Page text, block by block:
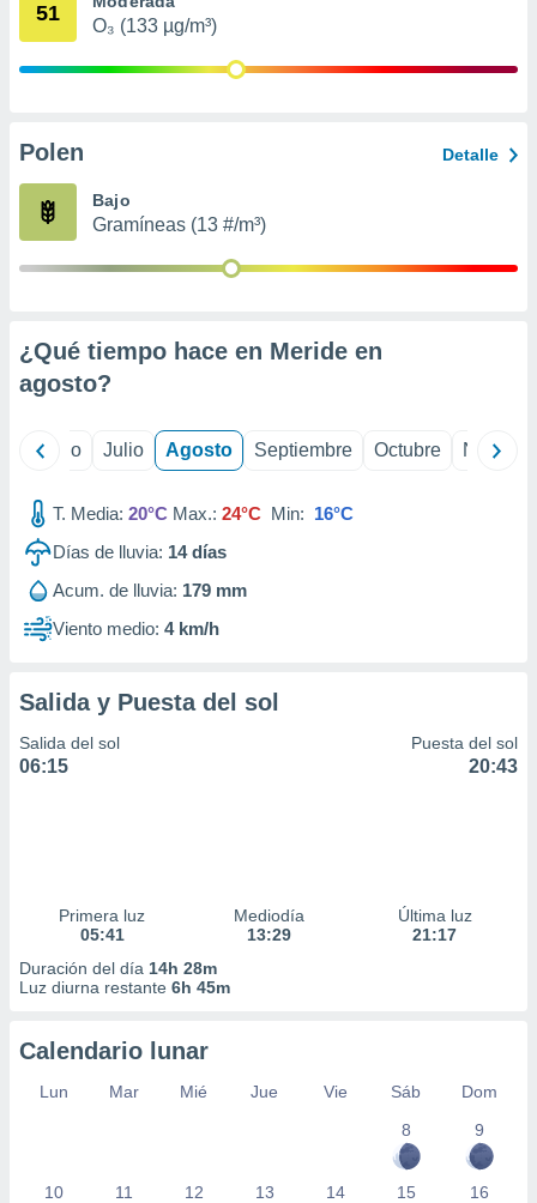
publicidad
de
1199
51
O₃ (133 µg/m³)
Polen Detalle
Bajo
Gramíneas (13 #/m³)
¿Qué tiempo hace en Meride en
agosto?
Junio Julio Agosto Septiembre Octubre
T. Media: 20°C Max.: 24°C Min: 16°C
Días de lluvia: 14días
Acum. de lluvia: 179 mm
Viento medio: 4 km/h
Salida y Puesta del sol
Salida del sol
06:15
Puesta del sol
20:43
Primera luz
05:41
Mediodía
13:29
Última luz
21:17
Duración del día 14h 28m
Luz diurna restante 6h 45m
Calendario lunar
Lun Mar Mié Jue Vie Sáb
Dom
8
9
10 11 12 13 14 15 16